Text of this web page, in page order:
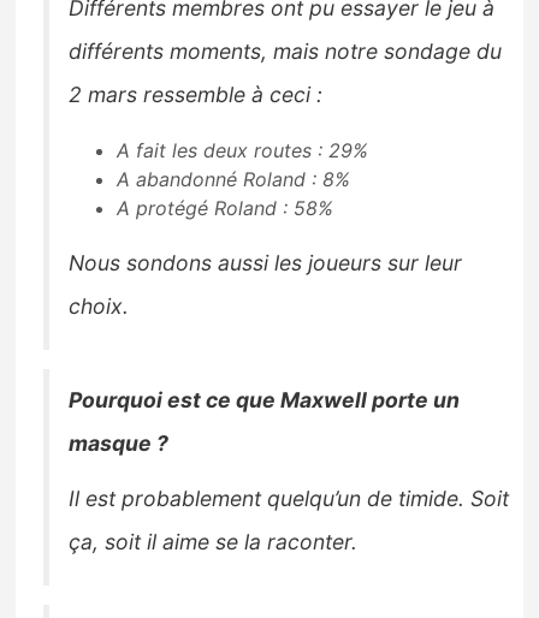
Différents membres ont pu essayer le jeu à
différents moments, mais notre sondage du
2 mars ressemble à ceci :
A fait les deux routes : 29%
A abandonné Roland : 8%
A protégé Roland : 58%
Nous sondons aussi les joueurs sur leur
choix.
Pourquoi est ce que Maxwell porte un
masque ?
Il est probablement quelqu’un de timide. Soit
ça, soit il aime se la raconter.